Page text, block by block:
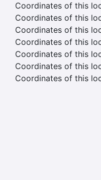
Coordinates of this
Coordinates of this
Coordinates of this
Coordinates of this
Coordinates of this
Coordinates of this
Coordinates of this